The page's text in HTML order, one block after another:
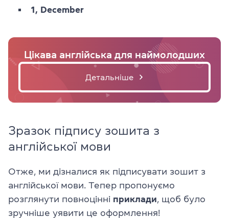
1, December
Цікава англійська для наймолодших
Детальніше
Зразок підпису зошита з
англійської мови
Отже, ми дізналися як підписувати зошит з
англійської мови. Тепер пропонуємо
розглянути повноцінні приклади, щоб було
зручніше уявити це оформлення!